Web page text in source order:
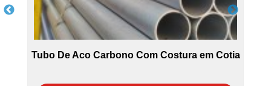
Tubo De Aco Carbono Com Costura em Cotia